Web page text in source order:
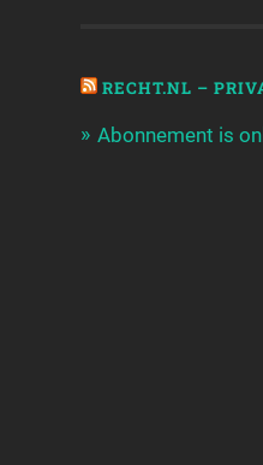
RECHT.NL –
Abonnement is